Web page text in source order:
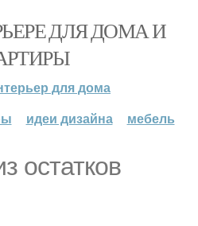
ДЛЯ ДОМА И
для дома
идеи дизайна мебель
остатков